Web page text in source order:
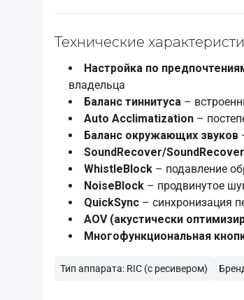
Технические
Настройка по
владельца
Баланс тиннитуса –
Auto Acclimatization –
Баланс окружающих звуков
SoundRecover/
WhistleBlock – подавление
NoiseBlock – продвинутое
QuickSync – синхронизация
AOV (акустически
Многофункциональная
Тип аппарата: RIC (с ресивером)